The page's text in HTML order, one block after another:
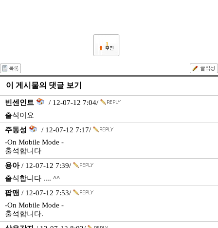
1
이 게시물의 댓글 보기
빈센인트
/ 12-07-12 7:04/
출석이요
주동성
/ 12-07-12 7:17/
-On Mobile Mode -
출석합니다
용아/ 12-07-12 7:39/
출석합니다 .... ^^
팝맨 / 12-07-12 7:53/
-On Mobile Mode -
출석합니다.